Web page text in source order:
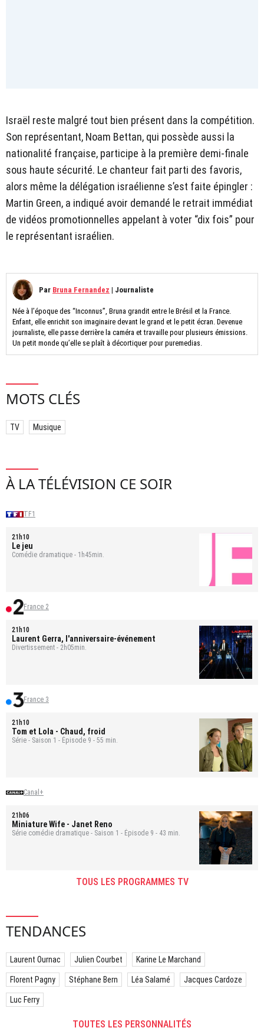
Israël reste malgré tout bien présent dans la compétition.
Son représentant, Noam Bettan, qui possède aussi la
nationalité française, participe à la première demi-finale
sous haute sécurité. Le chanteur fait parti des favoris,
alors même la délégation israélienne s’est faite épingler :
Martin Green, a indiqué avoir demandé le retrait immédiat
de vidéos promotionnelles appelant à voter “dix fois” pour
le représentant israélien.
Par Bruna Fernandez | Journaliste
Née à l’époque des “Inconnus”, Bruna grandit entre le Brésil et la France.
Enfant, elle enrichit son imaginaire devant le grand et le petit écran. Devenue
journaliste, elle passe derrière la caméra et travaille pour plusieurs émissions.
Un petit monde qu’elle se plaît à décortiquer pour puremedias.
MOTS CLÉS
TV Musique
À LA TÉLÉVISION CE SOIR
TF1
21h10
Le jeu
Comédie dramatique - 1h45min.
France 2
21h10
Laurent Gerra, l'anniversaire-événement
Divertissement - 2h05min.
France 3
21h10
Tom et Lola - Chaud, froid
Série - Saison 1 - Épisode 9 - 55 min.
Canal+
21h06
Miniature Wife - Janet Reno
Série comédie dramatique - Saison 1 - Épisode 9 - 43 min.
TOUS LES PROGRAMMES TV
TENDANCES
Laurent Ournac Julien Courbet Karine Le Marchand
Florent Pagny Stéphane Bern Léa Salamé Jacques Cardoze
Luc Ferry
TOUTES LES PERSONNALITÉS